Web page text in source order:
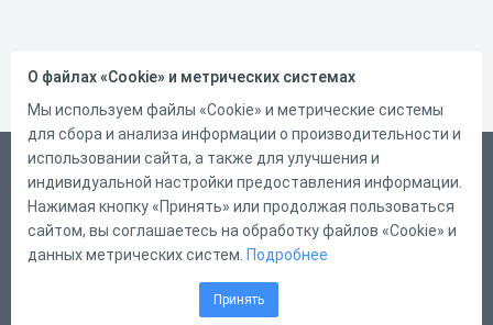
Русский
Справка
Форма обратной связи
О файлах «Cookie» и метрических системах
Мы используем файлы «Cookie» и метрические системы
для сбора и анализа информации о производительности и
использовании сайта, а также для улучшения и
индивидуальной настройки предоставления информации.
Нажимая кнопку «Принять» или продолжая пользоваться
сайтом, вы соглашаетесь на обработку файлов «Cookie» и
данных метрических систем. Подробнее
Принять